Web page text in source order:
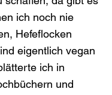
ich noch nie
Hefeflocken
eigentlich vegan
ich in
und